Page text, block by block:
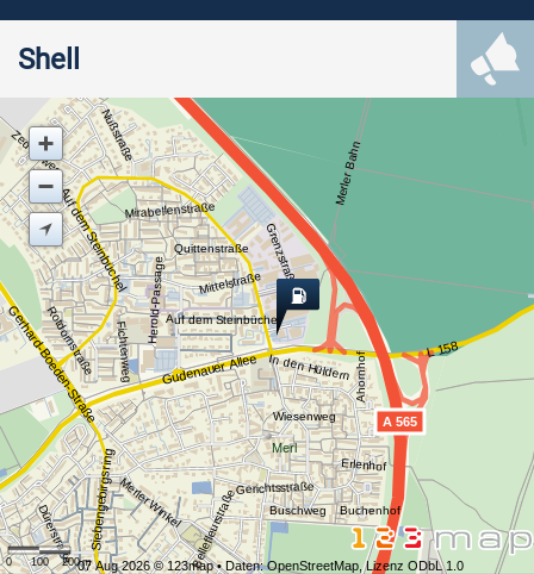
Shell
Merl
A 565
L 158
Gerhard-Boeden-Straße Gudenauer Allee
Siebengebirgsring
Auf dem Steinbüchel Grenzstraße
Mirabellenstraße
Quittenstraße
Zedernweg Nußstraße
Mittelstraße
In den Hüldern
Wiesenweg
Fichtenweg
Rotdornstraße Ahornhof
Bellefleurstraße
Dürerstraße Merler Winkel Buschweg
Erlenhof
Auf dem Steinbüchel
Herold-Passage
Gerichtsstraße
Buchenhof
Merler Bahn
0 100 200 m
07 Aug 2026 ©123map• Daten:OpenStreetMap ,Lizenz ODbL 1.0